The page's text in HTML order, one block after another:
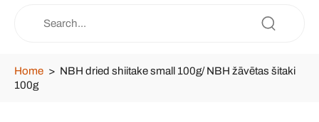
Home > NBH dried shiitake small 100g/ NBH žāvētas šitaki
100g